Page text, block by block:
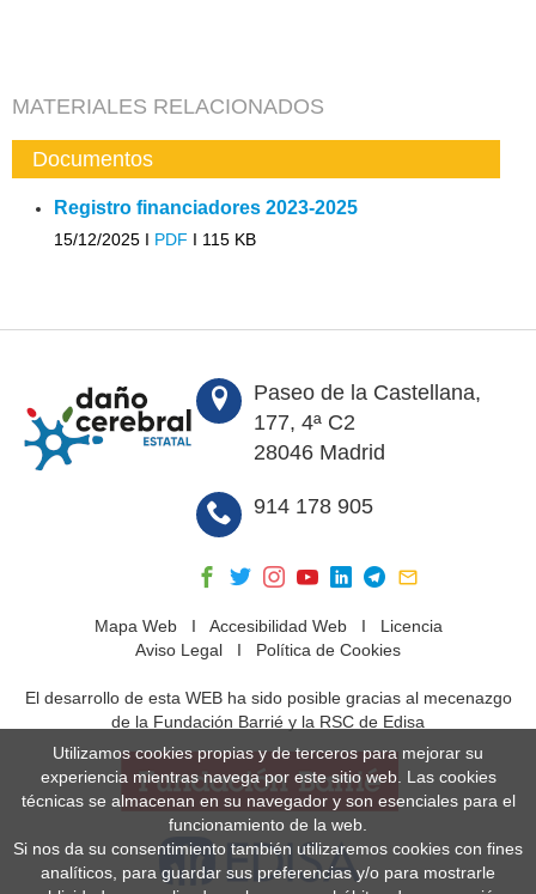
MATERIALES RELACIONADOS
Documentos
Registro financiadores 2023-2025
15/12/2025 I PDF I 115 KB
Paseo de la Castellana,
177, 4ª C2
28046 Madrid
914 178 905
Mapa WebI Accesibilidad WebI Licencia
Aviso Legal I Política de Cookies
El desarrollo de esta WEB ha sido posible gracias al mecenazgo
de la Fundación Barrié y la RSC de Edisa
Utilizamos cookies propias y de terceros para mejorar su
experiencia mientras navega por este sitio web. Las cookies
técnicas se almacenan en su navegador y son esenciales para el
funcionamiento de la web.
Si nos da su consentimiento también utilizaremos cookies con fines
analíticos, para guardar sus preferencias y/o para mostrarle